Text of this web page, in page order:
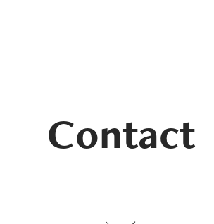
Contact